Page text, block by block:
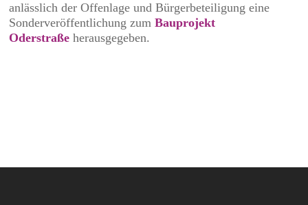
anlässlich der Offenlage und Bürgerbeteiligung eine
Sonderveröffentlichung zumBauprojekt
Oderstraße herausgegeben.